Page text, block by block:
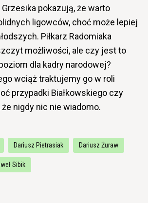
Grzesika pokazują, że warto
ligowców, choć może lepiej
Piłkarz Radomiaka
możliwości, ale czy jest to
dla kadry narodowej?
wciąż traktujemy go w roli
przypadki Białkowskiego czy
że nigdy nic nie wiadomo.
Dariusz Pietrasiak Dariusz Żuraw
Sibik